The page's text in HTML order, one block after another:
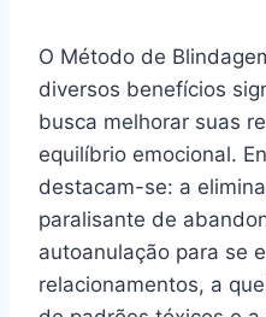
O Método de
diversos benefícios
busca melhorar suas
equilíbrio emocional.
destacam-se: a
paralisante de
autoanulação para se
relacionamentos, a